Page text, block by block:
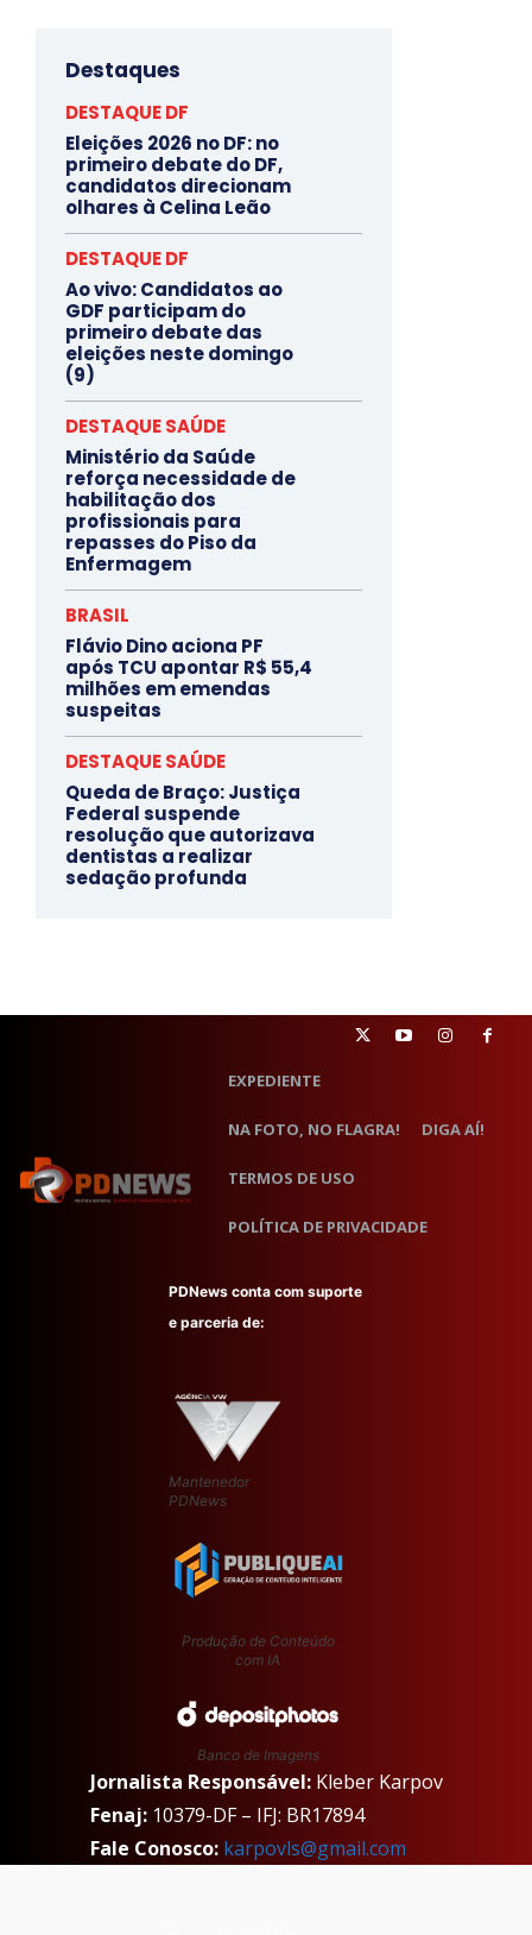
Destaques
DESTAQUE DF
Eleições 2026 no DF: no
primeiro debate do DF,
candidatos direcionam
olhares à Celina Leão
DESTAQUE DF
Ao vivo: Candidatos ao
GDF participam do
primeiro debate das
eleições neste domingo
(9)
DESTAQUE SAÚDE
Ministério da Saúde
reforça necessidade de
habilitação dos
profissionais para
repasses do Piso da
Enfermagem
BRASIL
Flávio Dino aciona PF
após TCU apontar R$ 55,4
milhões em emendas
suspeitas
DESTAQUE SAÚDE
Queda de Braço: Justiça
Federal suspende
resolução que autorizava
dentistas a realizar
sedação profunda
EXPEDIENTE
NA FOTO, NO FLAGRA! DIGA AÍ!
TERMOS DE USO
POLÍTICA DE PRIVACIDADE
PDNews conta com suporte
e parceria de:
Mantenedor
PDNews
Produção de Conteúdo
com IA
Banco de Imagens
Jornalista Responsável:Kleber Karpov
Fenaj:10379-DF – IFJ: BR17894
Fale Conosco: karpovls@gmail.com